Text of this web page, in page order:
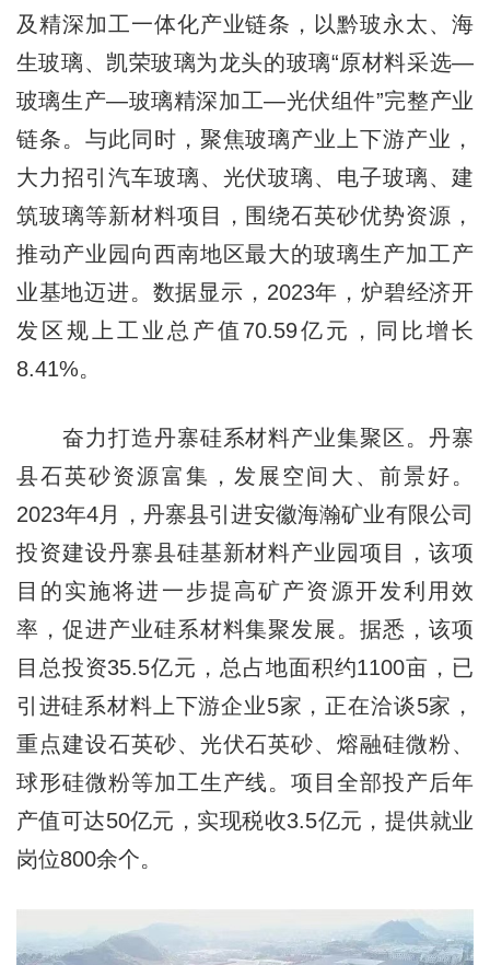
及精深加工一体化产业链条，以黔玻永太、海
生玻璃、凯荣玻璃为龙头的玻璃“原材料采选—
玻璃生产—玻璃精深加工—光伏组件”完整产业
链条。与此同时，聚焦玻璃产业上下游产业，
大力招引汽车玻璃、光伏玻璃、电子玻璃、建
筑玻璃等新材料项目，围绕石英砂优势资源，
推动产业园向西南地区最大的玻璃生产加工产
业基地迈进。数据显示，2023年，炉碧经济开
发区规上工业总产值70.59亿元，同比增长
8.41%。
奋力打造丹寨硅系材料产业集聚区。丹寨
县石英砂资源富集，发展空间大、前景好。
2023年4月，丹寨县引进安徽海瀚矿业有限公司
投资建设丹寨县硅基新材料产业园项目，该项
目的实施将进一步提高矿产资源开发利用效
率，促进产业硅系材料集聚发展。据悉，该项
目总投资35.5亿元，总占地面积约1100亩，已
引进硅系材料上下游企业5家，正在洽谈5家，
重点建设石英砂、光伏石英砂、熔融硅微粉、
球形硅微粉等加工生产线。项目全部投产后年
产值可达50亿元，实现税收3.5亿元，提供就业
岗位800余个。